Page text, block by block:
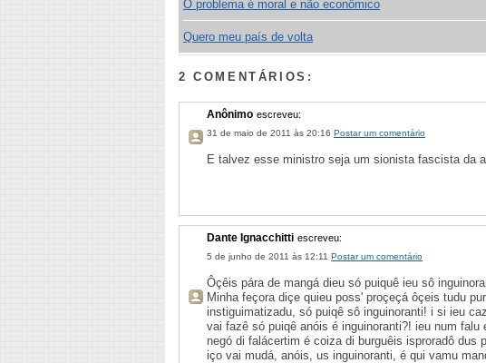
O problema é moral e não econômico
Quero meu país de volta
2 COMENTÁRIOS:
Anônimo escreveu:
31 de maio de 2011 às 20:16 Postar um comentário
E talvez esse ministro seja um sionista fascista da
Dante Ignacchitti escreveu:
5 de junho de 2011 às 12:11 Postar um comentário
Ôçêis pára de mangá dieu só puiquê ieu sô
Minha feçora diçe quieu poss' proçeçá ôçeis tudu
instiguimatizadu, só puiqê sô inguinoranti! i si ieu
vai fazê só puiqê anóis é inguinoranti?! ieu num
negó di falácertim é coiza di burguêis isproradô
iço vai mudá, anóis, us inguinoranti, é qui vamu